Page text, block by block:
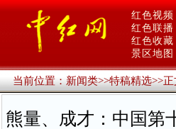
红色视频
红色联播
红色收藏
景区地图
当前位置：新闻类>>特稿精选>>
熊量、成才：中国第